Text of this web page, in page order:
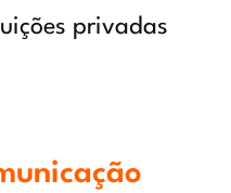
privadas